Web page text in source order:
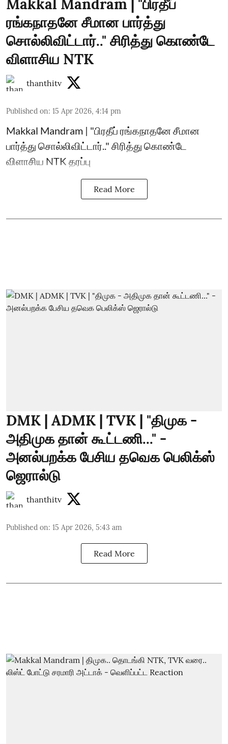
Makkal Mandram | "பிரதீப்
ரங்கநாதனே சீமான பார்த்து
சொல்லிவிட்டார்.." சிரித்து கொண்டே
விளாசிய NTK
thanthitv
Published on: 15 Apr 2026, 4:14 pm
Makkal Mandram | "பிரதீப் ரங்கநாதனே சீமான
பார்த்து சொல்லிவிட்டார்.." சிரித்து கொண்டே
விளாசிய NTK தரப்பு
Read More
DMK | ADMK | TVK | "திமுக -
அதிமுக தான் கூட்டணி..." -
அனல்பறக்க பேசிய தவெக பெலிக்ஸ்
ஜெரால்டு
thanthitv
Published on: 15 Apr 2026, 5:43 am
Read More